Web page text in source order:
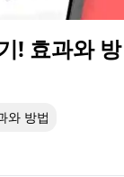
! 효과와 방
와 방법